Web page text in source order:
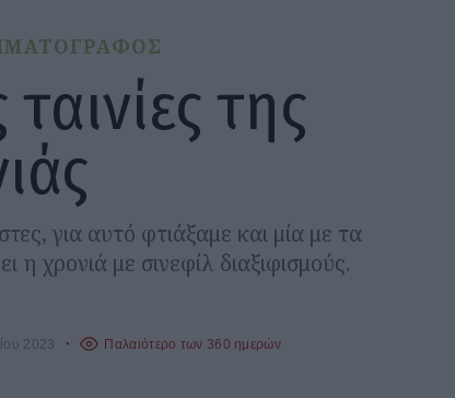
της
για αυτό φτιάξαμε και μία με τα
η χρονιά με σινεφίλ διαξιφισμούς.
2023 Παλαιότερο των 360 ημερών